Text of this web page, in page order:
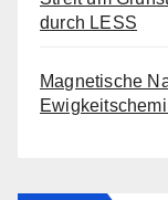
durch LESS
Magnetische